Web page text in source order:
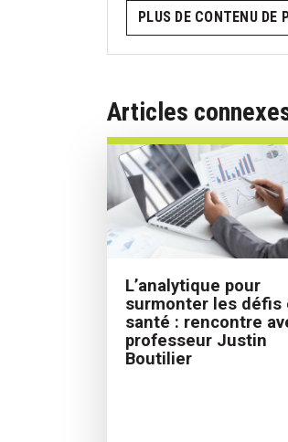
PLUS DE CONTENU DE
Articles
L’analytique pour
surmonter les défis
santé : rencontre
professeur Justin
Boutilier